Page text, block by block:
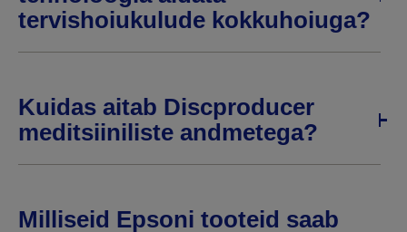
tervishoiukulude kokkuhoiuga?
Kuidas aitab Discproducer
meditsiiniliste andmetega?
Milliseid Epsoni tooteid saab